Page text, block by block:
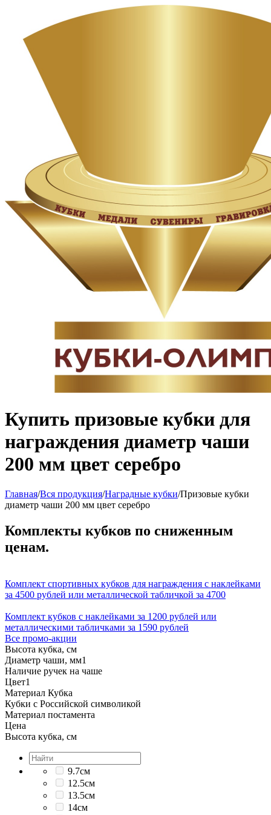
Купить призовые кубки для
награждения диаметр чаши
200 мм цвет серебро
Главная/Вся продукция/Наградные кубки/Призовые кубки
диаметр чаши 200 мм цвет серебро
Комплекты кубков по сниженным
ценам.
Комплект спортивных кубков для награждения с наклейками
за 4500 рублей или металлической табличкой за 4700
Комплект кубков с наклейками за 1200 рублей или
металлическими табличками за 1590 рублей
Все промо-акции
Высота кубка, см
Диаметр чаши, мм1
Наличие ручек на чаше
Цвет1
Материал Кубка
Кубки с Российской символикой
Материал постамента
Цена
Высота кубка, см
9.7см
12.5см
13.5см
14см